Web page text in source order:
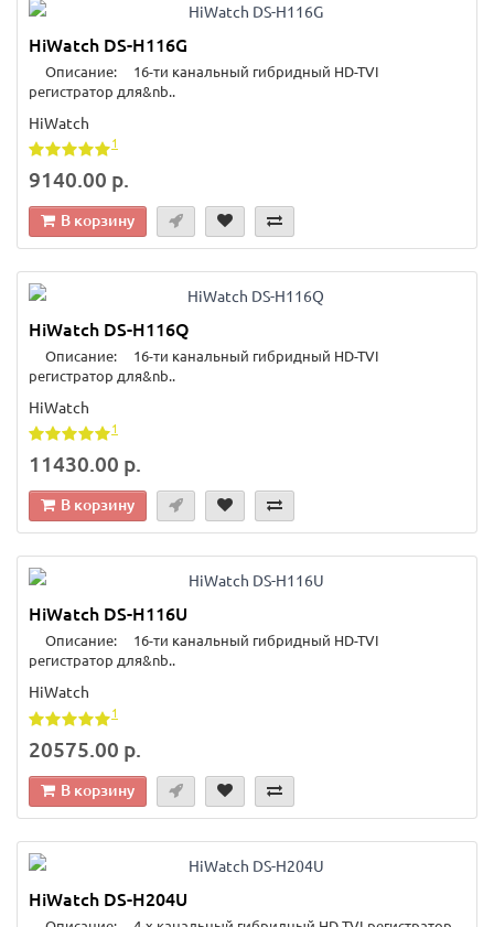
HiWatch DS-H116G
Описание: 16-ти канальный гибридный HD-TVI
регистратор для&nb..
HiWatch
1
9140.00 р.
В корзину
HiWatch DS-H116Q
Описание: 16-ти канальный гибридный HD-TVI
регистратор для&nb..
HiWatch
1
11430.00 р.
В корзину
HiWatch DS-H116U
Описание: 16-ти канальный гибридный HD-TVI
регистратор для&nb..
HiWatch
1
20575.00 р.
В корзину
HiWatch DS-H204U